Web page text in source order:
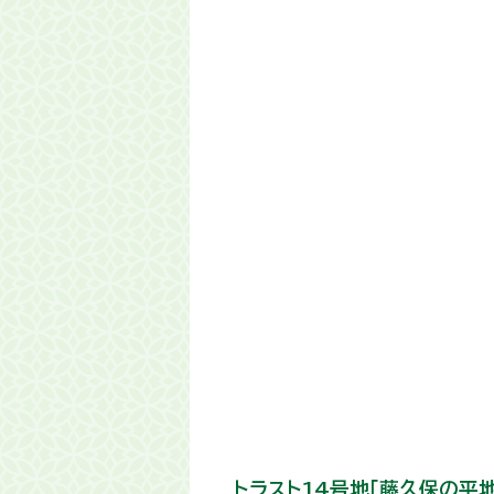
トラスト14号地「藤久保の平